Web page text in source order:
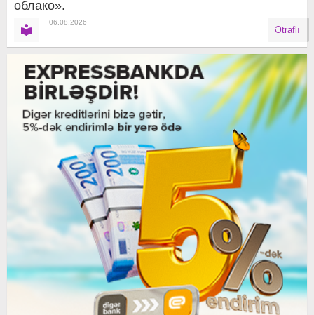
облако».
06.08.2026
Ətraflı